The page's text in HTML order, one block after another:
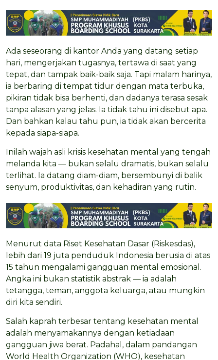
Ada seseorang di kantor Anda yang datang setiap
hari, mengerjakan tugasnya, tertawa di saat yang
tepat, dan tampak baik-baik saja. Tapi malam harinya,
ia berbaring di tempat tidur dengan mata terbuka,
pikiran tidak bisa berhenti, dan dadanya terasa sesak
tanpa alasan yang jelas. Ia tidak tahu ini disebut apa.
Dan bahkan kalau tahu pun, ia tidak akan bercerita
kepada siapa-siapa.
Inilah wajah asli krisis kesehatan mental yang tengah
melanda kita — bukan selalu dramatis, bukan selalu
terlihat. Ia datang diam-diam, bersembunyi di balik
senyum, produktivitas, dan kehadiran yang rutin.
Menurut data Riset Kesehatan Dasar (Riskesdas),
lebih dari 19 juta penduduk Indonesia berusia di atas
15 tahun mengalami gangguan mental emosional.
Angka ini bukan statistik abstrak — ia adalah
tetangga, teman, anggota keluarga, atau mungkin
diri kita sendiri.
Salah kaprah terbesar tentang kesehatan mental
adalah menyamakannya dengan ketiadaan
gangguan jiwa berat. Padahal, dalam pandangan
World Health Organization (WHO), kesehatan